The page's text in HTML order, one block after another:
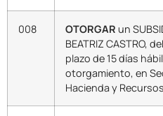
008 OTORGAR un
BEATRIZ CASTRO,
plazo de 15 días
otorgamiento, en
Hacienda y